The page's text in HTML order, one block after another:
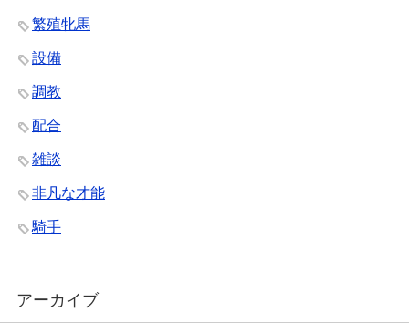
繁殖牝馬
設備
調教
配合
雑談
非凡な才能
騎手
アーカイブ